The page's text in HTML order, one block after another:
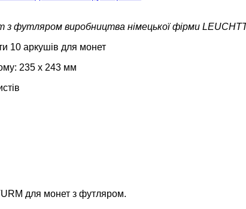
з футляром виробництва німецької фірми
10 аркушів для монет
235 x 243 мм
для монет з футляром.